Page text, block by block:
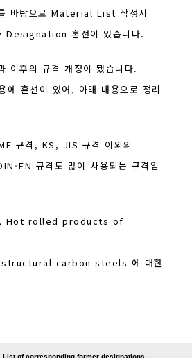
바탕으로 Material List 작성시
혼선이 있습니다.
이후의 규격 개정이 됐습니다.
혼선이 있어, 아래 내용으로 정리
규격, KS, JIS 규격 이외의
EN 규격도 많이 사용되는 규격입
, Hot rolled products of
carbon steels 에 대한
List of corresponding former designations